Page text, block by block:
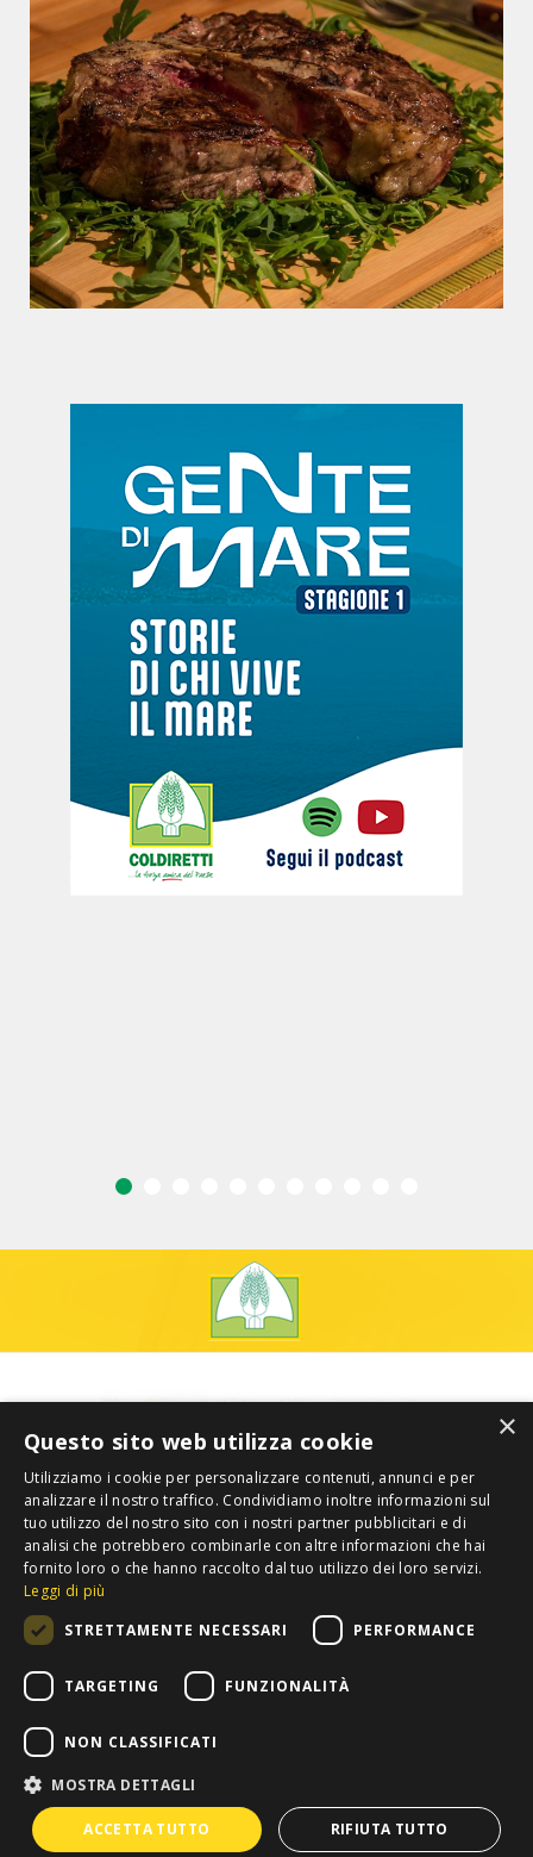
Copyright 2012 COLDIRETTI. Tutti i diritti riservati. -Privacy
Confederazione Nazionale Coltivatori Diretti
×
Questo sito web utilizza cookie
Utilizziamo i cookie per personalizzare contenuti, annunci e per
analizzare il nostro traffico. Condividiamo inoltre informazioni sul
tuo utilizzo del nostro sito con i nostri partner pubblicitari e di
analisi che potrebbero combinarle con altre informazioni che hai
fornito loro o che hanno raccolto dal tuo utilizzo dei loro servizi.
Leggi di più
STRETTAMENTE NECESSARI
PERFORMANCE
TARGETING FUNZIONALITÀ
NON CLASSIFICATI
MOSTRA DETTAGLI
ACCETTA TUTTO RIFIUTA TUTTO